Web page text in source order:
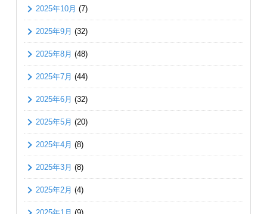
2025年10月 (7)
2025年9月 (32)
2025年8月 (48)
2025年7月 (44)
2025年6月 (32)
2025年5月 (20)
2025年4月 (8)
2025年3月 (8)
2025年2月 (4)